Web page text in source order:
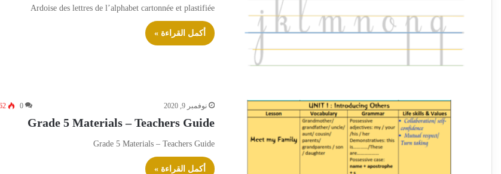
Ardoise des lettres de l’alphabet cartonnée et plastifiée
أكمل القراءة »
نوفمبر 9, 2020 0
Grade 5 Materials – Teachers Guide
Grade 5 Materials – Teachers Guide
أكمل القراءة »